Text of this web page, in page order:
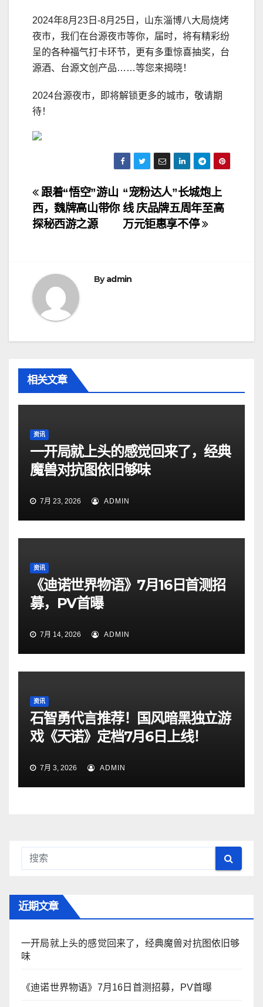
2024年8月23日-8月25日，山东淄博八大局烧烤
夜市，我们在台源夜市等你，届时，将有精彩纷
呈的各种福气打卡环节，更有多重惊喜抽奖，台
源酒、台源文创产品……等您来揭晓！
2024台源夜市，即将解锁更多的城市，敬请期
待！
文
章
航
“宠粉达人”长城炮上
线 庆品牌五周年至高
万元钜惠享不停
跟着“悟空”游山
西，魏牌高山带你
探秘西游之源
Byadmin
相关文章
资讯
一开局就上头的感觉回来了，经典
魔兽对抗图依旧够味
7月 23, 2026 ADMIN
资讯
《迪诺世界物语》7月16日首测招
募，PV首曝
7月 14, 2026 ADMIN
资讯
石智勇代言推荐！国风暗黑独立游
戏《天诺》定档7月6日上线！
7月 3, 2026 ADMIN
近期文章
一开局就上头的感觉回来了，经典魔兽对抗图依旧够
味
《迪诺世界物语》7月16日首测招募，PV首曝